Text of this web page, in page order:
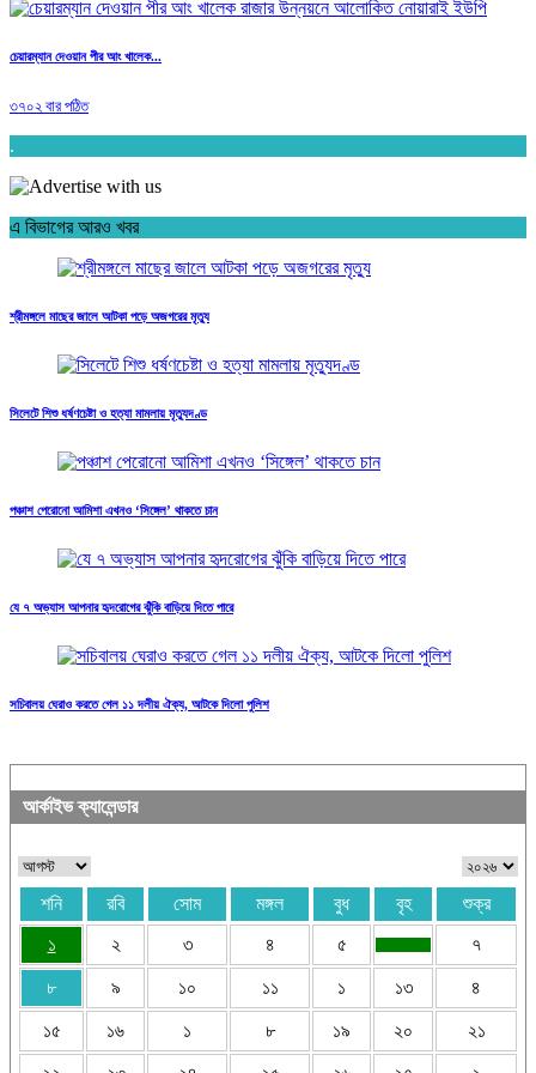
চেয়ারম্যান দেওয়ান পীর আং খালেক...
৩৭০২ বার পঠিত
.
এ বিভাগের আরও খবর
শ্রীমঙ্গলে মাছের জালে আটকা পড়ে অজগরের মৃত্যু
সিলেটে শিশু ধর্ষণচেষ্টা ও হত্যা মামলায় মৃত্যুদণ্ড
পঞ্চাশ পেরোনো আমিশা এখনও ‘সিঙ্গেল’ থাকতে চান
যে ৭ অভ্যাস আপনার হৃদরোগের ঝুঁকি বাড়িয়ে দিতে পারে
সচিবালয় ঘেরাও করতে গেল ১১ দলীয় ঐক্য, আটকে দিলো পুলিশ
আর্কাইভ ক্যালেন্ডার
শনি রবি সোম মঙ্গল বুধ বৃহ
শুক্র
১
২ ৩ ৪ ৫ ৭
৮ ৯ ১০ ১১ ১ ১৩ ৪
১৫ ১৬ ১ ৮ ১৯ ২০ ২১